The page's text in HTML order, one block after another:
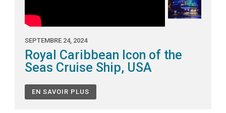
SEPTEMBRE 24, 2024
Royal Caribbean Icon of the
Seas Cruise Ship, USA
EN SAVOIR PLUS